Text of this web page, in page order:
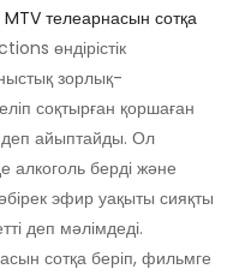
MTV телеарнасын сотқа
өндірістік
зорлық-
соқтырған қоршаған
айыптайды. Ол
берді және
эфир уақыты сияқты
деп мәлімдеді.
сотқа беріп, фильмге